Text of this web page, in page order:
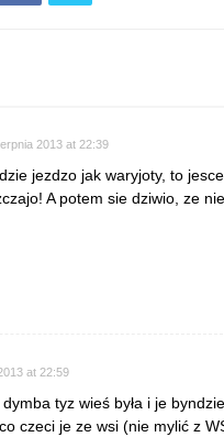
2013 at 22:39
jezdzo jak waryjoty, to
A potem sie dziwio, ze
at 22:59
tyz wieś była i je byndzie
czeci je ze wsi (nie mylić z